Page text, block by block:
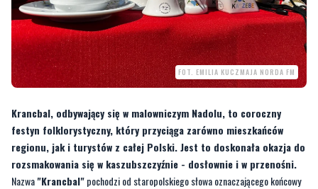
FOT. EMILIA KUCZMAJA NORDA FM
Krancbal, odbywający się w malowniczym Nadolu, to coroczny
festyn folklorystyczny, który przyciąga zarówno mieszkańców
regionu, jak i turystów z całej Polski. Jest to doskonała okazja do
rozsmakowania się w kaszubszczyźnie - dosłownie i w przenośni.
Nazwa"Krancbal"pochodzi od staropolskiego słowa oznaczającego końcowy